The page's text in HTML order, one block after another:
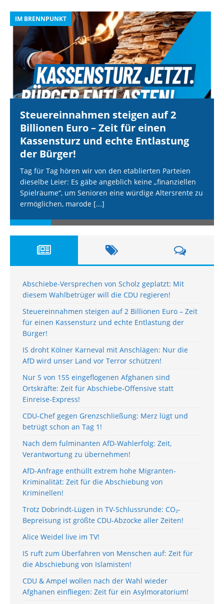
IM BRENNPUNKT
Steuereinnahmen steigen auf 2
Billionen Euro – Zeit für einen
Kassensturz und echte Entlastung
der Bürger!
Tag für Tag hören wir von den etablierten Parteien
dieselbe Leier: Es gäbe angeblich keine „finanziellen
Spielräume“, um Senioren eine würdige Altersrente zu
ermöglichen, marode [...]
Abschiebe-Versprechen von Scholz geplatzt: Mit
diesem Wahlbetrüger will die CDU regieren!
Steuereinnahmen steigen auf 2 Billionen Euro – Zeit
für einen Kassensturz und echte Entlastung der
Bürger!
IS droht Kölner Karneval mit Anschlägen: Nur die
AfD wird unser Land vor Terror schützen!
Nur 5 von 155 eingeflogenen Afghanen sind
Ortskräfte: Zeit für Abschiebe-Offensive statt
Einreise-Express!
CDU-Chef gegen Grenzschließung: Merz lügt und
betrügt schon an Tag 1!
Nach dem fulminanten AfD-Wahlerfolg: Zeit,
Verantwortung zu übernehmen!
AfD-Anfrage enthüllt extrem hohe Migranten-
Kriminalität: Zeit für die Abschiebung von
Kriminellen!
Trotz Dobrindt-Lügen in TV-Schlussrunde: CO₂-
Bepreisung ist größte CDU-Abzocke aller Zeiten!
Alice Weidel live im TV!
IS ruft zum Überfahren von Menschen auf: Zeit für
die Abschiebung von Islamisten!
CDU & Ampel wollen nach der Wahl wieder
Afghanen einfliegen: Zeit für ein Asylmoratorium!